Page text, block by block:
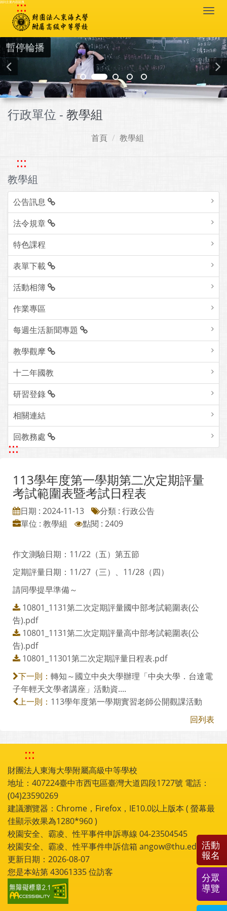
跳到主要內容區塊
:::
暫停輪播
行政單位 - 教學組
首頁 教學組
:::
教學組
公告訊息
法令規章
特色課程
表單下載
活動相簿
作業專區
每週生活新聞專題
教學觀摩
十二年國教
研習登錄
相關連結
回教務處
:::
113學年度第一學期第二次定期評量
考試範圍表暨考試日程表
日期 : 2024-11-13
分類 : 行政公告
單位 : 教學組
點閱 : 2409
作文測驗日期：11/22（五）第五節
定期評量日期：11/27（三）、11/28（四）
請同學提早準備～
10801_1131第二次定期評量國中部考試範圍表(公
告).pdf
10801_1131第二次定期評量高中部考試範圍表(公
告).pdf
10801_11301第二次定期評量日程表.pdf
下一則： 轉知～國立中央大學辦理「中央大學．台達電
子年輕天文學者講座」活動資....
上一則： 113學年度第一學期實習老師公開觀課活動
回列表
:::
財團法人東海大學附屬高級中等學校
地址：407224臺中市西屯區臺灣大道四段1727號 電話：
(04)23590269
建議瀏覽器：Chrome，Firefox，IE10.0以上版本 ( 螢幕最
佳顯示效果為1280*960 )
校園安全、霸凌、性平事件申訴專線 04-23504545
校園安全、霸凌、性平事件申訴信箱 angow@thu.edu.tw
更新日期：2026-08-07
您是本站第43061335位訪客
活動
報名
分眾
導覽